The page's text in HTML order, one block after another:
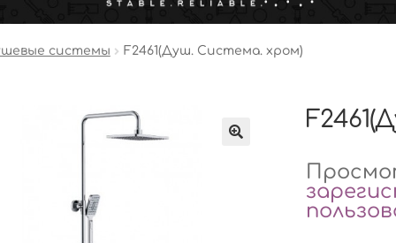
системы F2461(Душ. Система. хром)